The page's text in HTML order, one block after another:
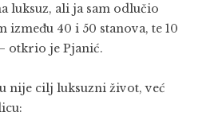
luksuz, ali ja sam odlučio
između 40 i 50 stanova, te 10
otkrio je Pjanić.
nije cilj luksuzni život, već